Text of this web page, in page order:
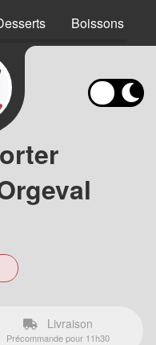
Boissons
Livraison
Précommande pour 11h30